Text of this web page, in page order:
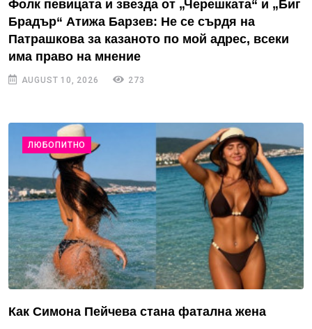
Фолк певицата и звезда от „Черешката“ и „Биг
Брадър“ Атижа Барзев: Не се сърдя на
Патрашкова за казаното по мой адрес, всеки
има право на мнение
AUGUST 10, 2026 273
ЛЮБОПИТНО
Как Симона Пейчева стана фатална жена